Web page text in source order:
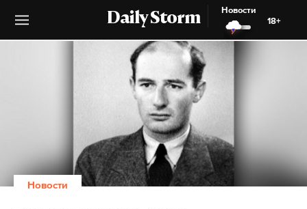
Daily Storm
Новости
18+
Новости